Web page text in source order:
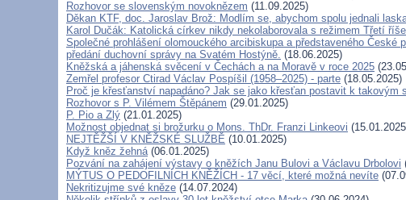
Rozhovor se slovenským novoknězem (11.09.2025)
Děkan KTF, doc. Jaroslav Brož: Modlím se, abychom spolu jednali
Karol Dučák: Katolická církev nikdy nekolaborovala s režimem Třetí
Společné prohlášení olomouckého arcibiskupa a představeného České
předání duchovní správy na Svatém Hostýně. (18.06.2025)
Kněžská a jáhenská svěcení v Čechách a na Moravě v roce 2025
Zemřel profesor Ctirad Václav Pospíšil (1958–2025) - parte (18.05.2025)
Proč je křesťanství napadáno? Jak se jako křesťan postavit k takovým
Rozhovor s P. Vilémem Štěpánem (29.01.2025)
P. Pio a Zlý (21.01.2025)
Možnost objednat si brožurku o Mons. ThDr. Franzi Linkeovi
NEJTĚŽŠÍ V KNĚŽSKÉ SLUŽBĚ (10.01.2025)
Když kněz žehná(06.01.2025)
Pozvání na zahájení výstavy o kněžích Janu Bulovi a Václavu Drbolovi
MÝTUS O PEDOFILNÍCH KNĚŽÍCH - 17 věcí, které možná nevíte
Nekritizujme své kněze (14.07.2024)